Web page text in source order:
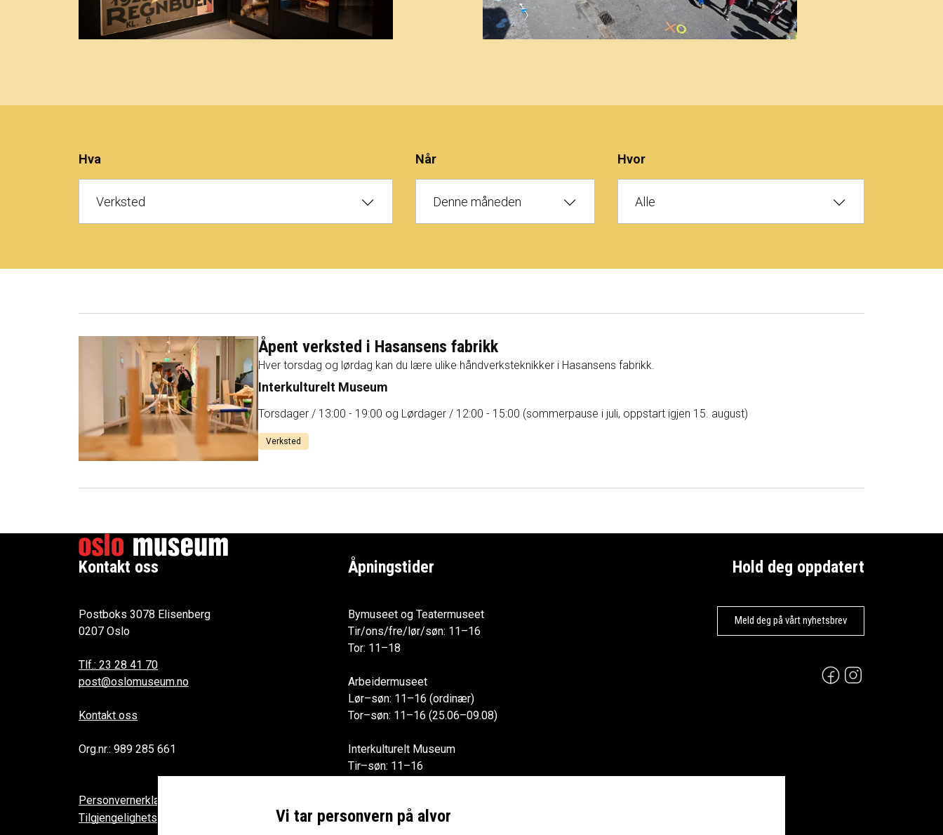
Vi tar personvern på alvor
Hva
Verksted
Når
Denne måneden
Hvor
Alle
Åpent verksted i Hasansens fabrikk
Hver torsdag og lørdag kan du lære ulike håndverksteknikker i Hasansens fabrikk.
Interkulturelt Museum
Torsdager / 13:00 - 19:00 og Lørdager / 12:00 - 15:00 (sommerpause i juli, oppstart igjen 15. august)
Verksted
Kontakt oss
Postboks 3078 Elisenberg
0207 Oslo
Tlf.: 23 28 41 70
post@oslomuseum.no
Kontakt oss
Org.nr.: 989 285 661
Personvernerklæring
Tilgjengelighetserklæring
Åpningstider
Bymuseet og Teatermuseet
Tir/ons/fre/lør/søn: 11–16
Tor: 11–18
Arbeidermuseet
Lør–søn: 11–16 (ordinær)
Tor–søn: 11–16 (25.06–09.08)
Interkulturelt Museum
Tir–søn: 11–16
Hold deg oppdatert
Meld deg på vårt nyhetsbrev